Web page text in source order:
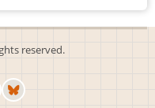
reserved.